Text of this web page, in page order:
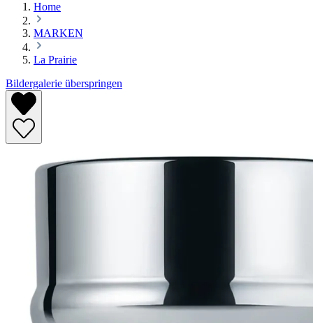
Home
MARKEN
La Prairie
Bildergalerie überspringen